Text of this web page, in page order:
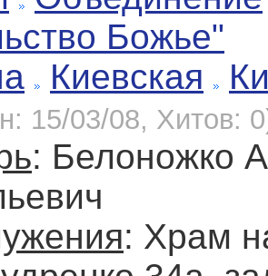
Божье"
Киевская
15/03/08, Хитов:
: Белоножко
: Храм